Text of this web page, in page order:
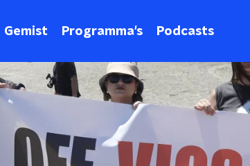
Gemist Programma's Podcasts